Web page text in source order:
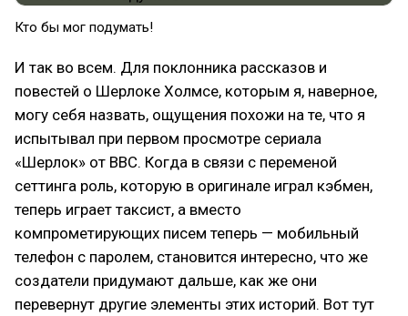
Кто бы мог подумать!
И так во всем. Для поклонника рассказов и
повестей о Шерлоке Холмсе, которым я, наверное,
могу себя назвать, ощущения похожи на те, что я
испытывал при первом просмотре сериала
«Шерлок» от BBC. Когда в связи с переменой
сеттинга роль, которую в оригинале играл кэбмен,
теперь играет таксист, а вместо
компрометирующих писем теперь — мобильный
телефон с паролем, становится интересно, что же
создатели придумают дальше, как же они
перевернут другие элементы этих историй. Вот тут